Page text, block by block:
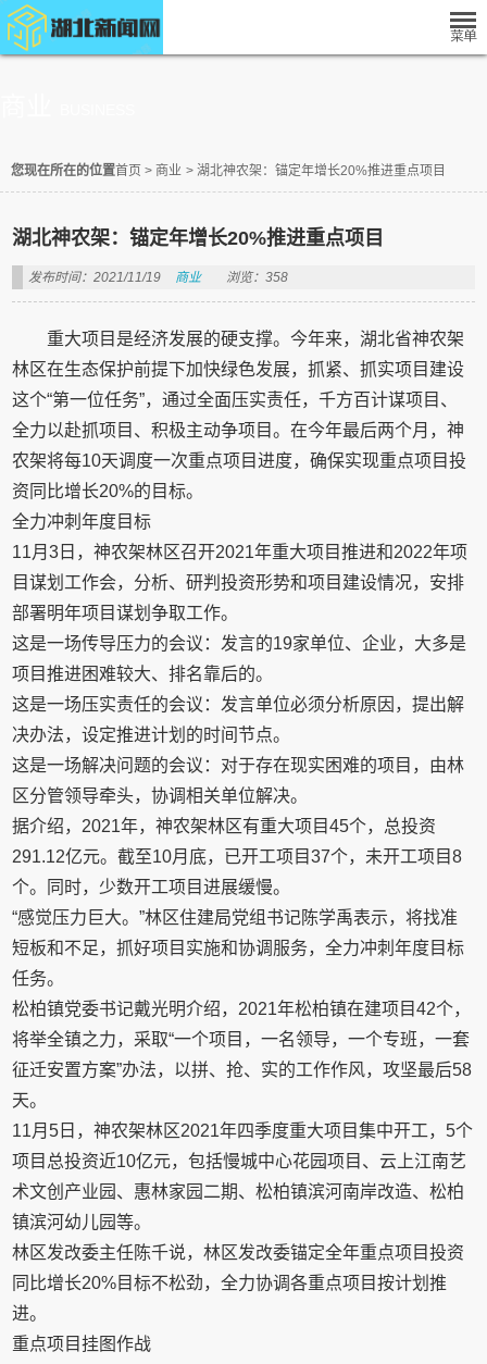
您现在所在的位置首页 > 商业 > 湖北神农架：锚定年增长20%推进重点项目
湖北神农架：锚定年增长20%推进重点项目
发布时间：2021/11/19 商业 浏览：358
重大项目是经济发展的硬支撑。今年来，湖北省神农架
林区在生态保护前提下加快绿色发展，抓紧、抓实项目建设
这个“第一位任务”，通过全面压实责任，千方百计谋项目、
全力以赴抓项目、积极主动争项目。在今年最后两个月，神
农架将每10天调度一次重点项目进度，确保实现重点项目投
资同比增长20%的目标。
全力冲刺年度目标
11月3日，神农架林区召开2021年重大项目推进和2022年项
目谋划工作会，分析、研判投资形势和项目建设情况，安排
部署明年项目谋划争取工作。
这是一场传导压力的会议：发言的19家单位、企业，大多是
项目推进困难较大、排名靠后的。
这是一场压实责任的会议：发言单位必须分析原因，提出解
决办法，设定推进计划的时间节点。
这是一场解决问题的会议：对于存在现实困难的项目，由林
区分管领导牵头，协调相关单位解决。
据介绍，2021年，神农架林区有重大项目45个，总投资
291.12亿元。截至10月底，已开工项目37个，未开工项目8
个。同时，少数开工项目进展缓慢。
“感觉压力巨大。”林区住建局党组书记陈学禹表示，将找准
短板和不足，抓好项目实施和协调服务，全力冲刺年度目标
任务。
松柏镇党委书记戴光明介绍，2021年松柏镇在建项目42个，
将举全镇之力，采取“一个项目，一名领导，一个专班，一套
征迁安置方案”办法，以拼、抢、实的工作作风，攻坚最后58
天。
11月5日，神农架林区2021年四季度重大项目集中开工，5个
项目总投资近10亿元，包括慢城中心花园项目、云上江南艺
术文创产业园、惠林家园二期、松柏镇滨河南岸改造、松柏
镇滨河幼儿园等。
林区发改委主任陈千说，林区发改委锚定全年重点项目投资
同比增长20%目标不松劲，全力协调各重点项目按计划推
进。
重点项目挂图作战